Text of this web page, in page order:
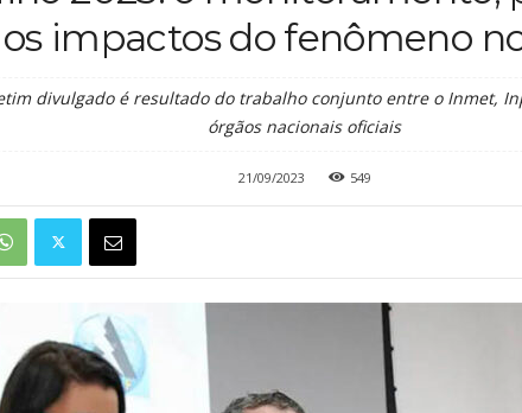
impactos do fenômeno
divulgado é resultado do trabalho conjunto entre o Inmet,
órgãos nacionais oficiais
21/09/2023 549